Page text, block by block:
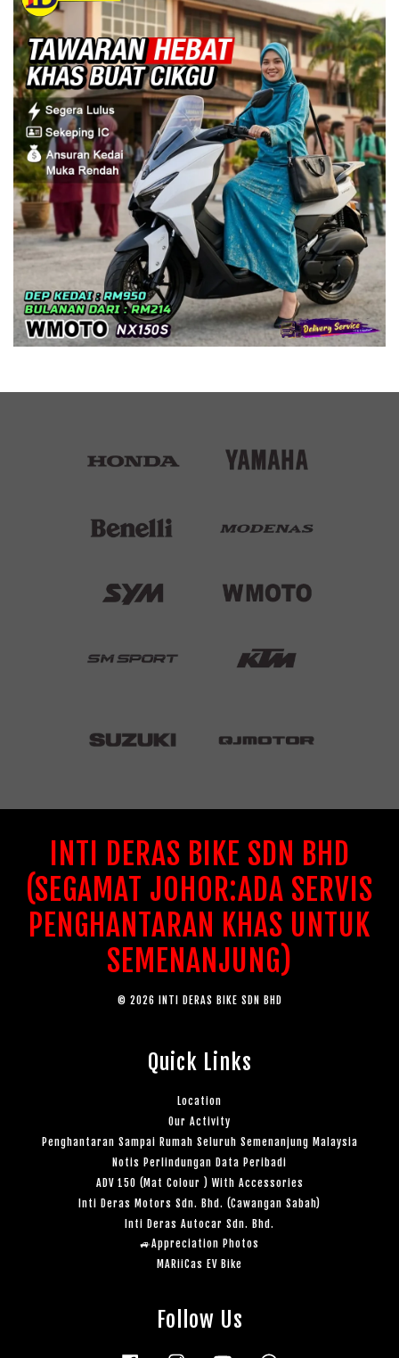
INTI DERAS BIKE SDN BHD
(SEGAMAT JOHOR:ADA SERVIS
PENGHANTARAN KHAS UNTUK
SEMENANJUNG)
© 2026 INTI DERAS BIKE SDN BHD
Quick Links
Location
Our Activity
Penghantaran Sampai Rumah Seluruh Semenanjung Malaysia
Notis Perlindungan Data Peribadi
ADV 150 (Mat Colour ) With Accessories
Inti Deras Motors Sdn. Bhd. (Cawangan Sabah)
Inti Deras Autocar Sdn. Bhd.
🚙Appreciation Photos
MARiiCas EV Bike
Follow Us